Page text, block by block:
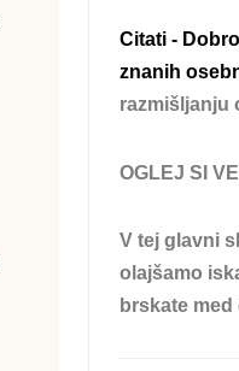
Citati -
znanih
razmišljanju
OGLEJ SI
V tej glavni
olajšamo
brskate med